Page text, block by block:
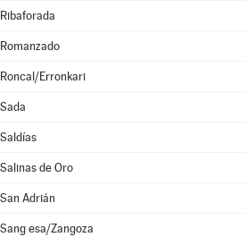
Ribaforada
Romanzado
Roncal/Erronkari
Sada
Saldías
Salinas de Oro
San Adrián
Sang esa/Zangoza